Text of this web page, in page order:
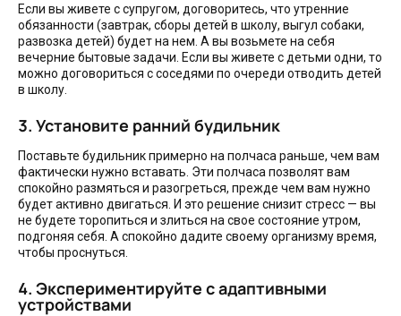
Если вы живете с супругом, договоритесь, что утренние
обязанности (завтрак, сборы детей в школу, выгул собаки,
развозка детей) будет на нем. А вы возьмете на себя
вечерние бытовые задачи. Если вы живете с детьми одни, то
можно договориться с соседями по очереди отводить детей
в школу.
3. Установите ранний будильник
Поставьте будильник примерно на полчаса раньше, чем вам
фактически нужно вставать. Эти полчаса позволят вам
спокойно размяться и разогреться, прежде чем вам нужно
будет активно двигаться. И это решение снизит стресс — вы
не будете торопиться и злиться на свое состояние утром,
подгоняя себя. А спокойно дадите своему организму время,
чтобы проснуться.
4. Экспериментируйте с адаптивными
устройствами